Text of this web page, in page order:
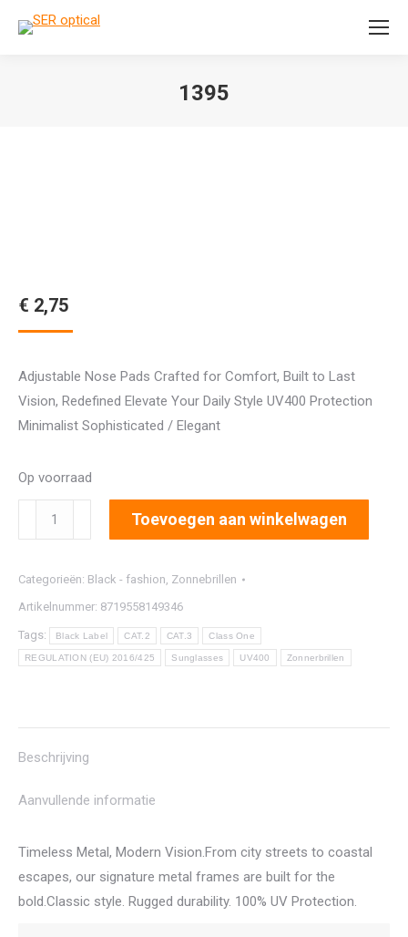
Search:
1395
€ 2,75
Adjustable Nose Pads Crafted for Comfort, Built to Last
Vision, Redefined Elevate Your Daily Style UV400 Protection
Minimalist Sophisticated / Elegant
Op voorraad
aantal
Toevoegen aan winkelwagen
Categorieën: Black - fashion, Zonnebrillen
Artikelnummer: 8719558149346
Tags: Black Label CAT.2 CAT.3 Class One
REGULATION (EU) 2016/425 Sunglasses UV400 Zonnerbrillen
Beschrijving
Aanvullende informatie
Timeless Metal, Modern Vision.From city streets to coastal
escapes, our signature metal frames are built for the
bold.Classic style. Rugged durability. 100% UV Protection.